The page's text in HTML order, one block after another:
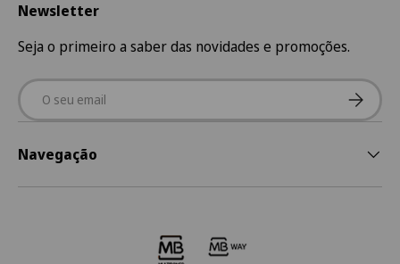
Newsletter
Seja o primeiro a saber das novidades e promoções.
Email
Navegação